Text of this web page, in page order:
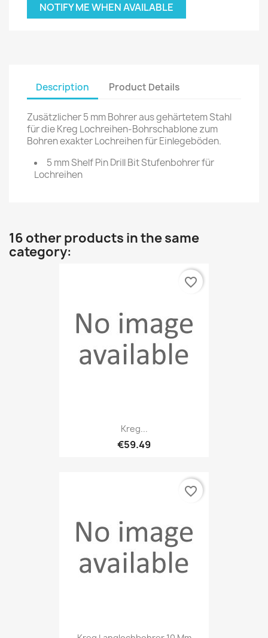
NOTIFY ME WHEN AVAILABLE
Description Product Details
Zusätzlicher 5 mm Bohrer aus gehärtetem Stahl
für die Kreg Lochreihen-Bohrschablone zum
Bohren exakter Lochreihen für Einlegeböden.
5 mm Shelf Pin Drill Bit Stufenbohrer für
Lochreihen
16 other products in the same
category:
Kreg...
€59.49
favorite_border
favorite_border